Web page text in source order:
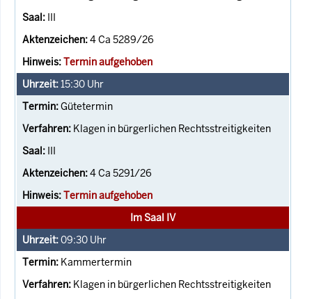
III
4 Ca 5289/26
Termin aufgehoben
15:30 Uhr
Gütetermin
Klagen in bürgerlichen Rechtsstreitigkeiten
III
4 Ca 5291/26
Termin aufgehoben
Im Saal IV
09:30 Uhr
Kammertermin
Klagen in bürgerlichen Rechtsstreitigkeiten